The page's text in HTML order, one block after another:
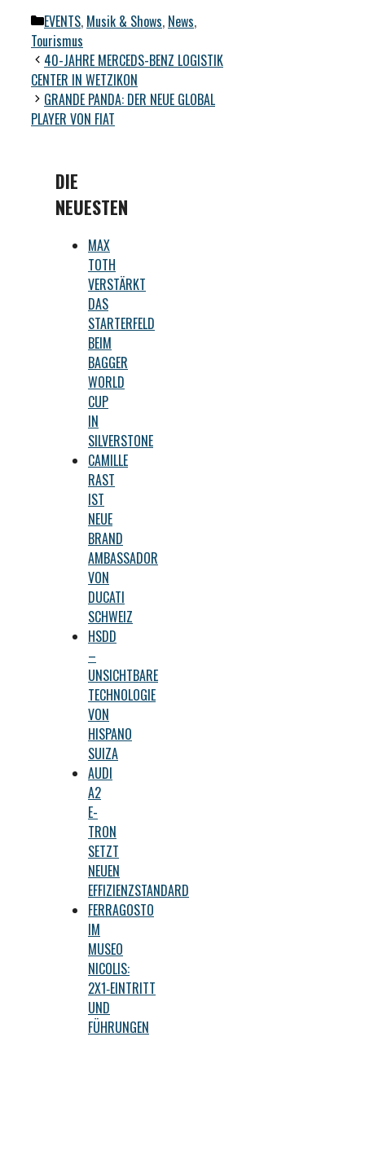
Kategorien
EVENTS, Musik & Shows, News,
Tourismus
40-JAHRE MERCEDS-BENZ LOGISTIK
CENTER IN WETZIKON
GRANDE PANDA: DER NEUE GLOBAL
PLAYER VON FIAT
DIE
NEUESTEN
MAX
TOTH
VERSTÄRKT
DAS
STARTERFELD
BEIM
BAGGER
WORLD
CUP
IN
SILVERSTONE
CAMILLE
RAST
IST
NEUE
BRAND
AMBASSADOR
VON
DUCATI
SCHWEIZ
HSDD
–
UNSICHTBARE
TECHNOLOGIE
VON
HISPANO
SUIZA
AUDI
A2
E-
TRON
SETZT
NEUEN
EFFIZIENZSTANDARD
FERRAGOSTO
IM
MUSEO
NICOLIS:
2X1‑EINTRITT
UND
FÜHRUNGEN